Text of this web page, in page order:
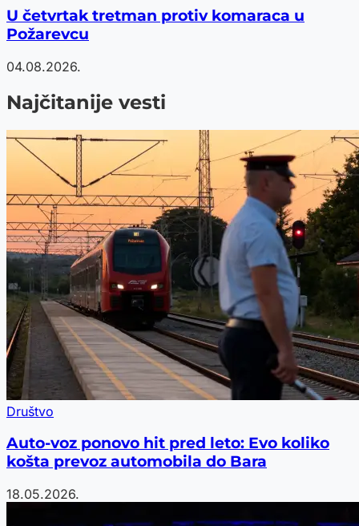
U četvrtak tretman protiv komaraca u
Požarevcu
04.08.2026.
Najčitanije vesti
Društvo
Auto-voz ponovo hit pred leto: Evo koliko
košta prevoz automobila do Bara
18.05.2026.